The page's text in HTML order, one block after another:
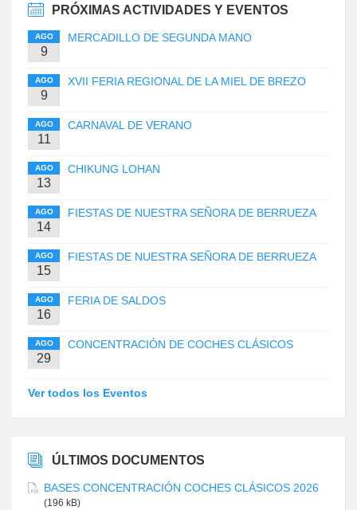
PRÓXIMAS ACTIVIDADES Y EVENTOS
AGO
9
MERCADILLO DE SEGUNDA MANO
AGO
9
XVII FERIA REGIONAL DE LA MIEL DE BREZO
AGO
11
CARNAVAL DE VERANO
AGO
13
CHIKUNG LOHAN
AGO
14
FIESTAS DE NUESTRA SEÑORA DE BERRUEZA
AGO
15
FIESTAS DE NUESTRA SEÑORA DE BERRUEZA
AGO
16
FERIA DE SALDOS
AGO
29
CONCENTRACIÓN DE COCHES CLÁSICOS
Ver todos los Eventos
ÚLTIMOS DOCUMENTOS
BASES CONCENTRACIÓN COCHES CLÁSICOS 2026
(196 kB)